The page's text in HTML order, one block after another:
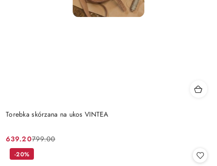
Torebka skórzana na ukos VINTEA
Cena
promocyjna:
639.20
Cena
przed
799.00
-20%